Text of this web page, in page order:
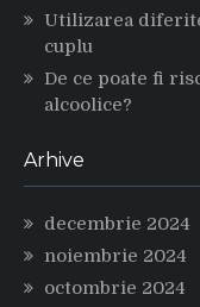
Utilizarea
cuplu
De ce poate fi
alcoolice?
Arhive
decembrie 2024
noiembrie 2024
octombrie 2024